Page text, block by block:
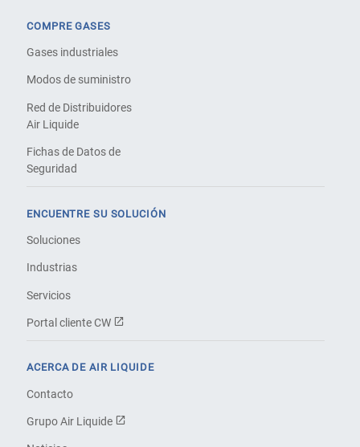
COMPRE GASES
Gases industriales
Modos de suministro
Red de Distribuidores
Air Liquide
Fichas de Datos de
Seguridad
ENCUENTRE SU SOLUCIÓN
Soluciones
Industrias
Servicios
Portal cliente CW
ACERCA DE AIR LIQUIDE
Contacto
Grupo Air Liquide